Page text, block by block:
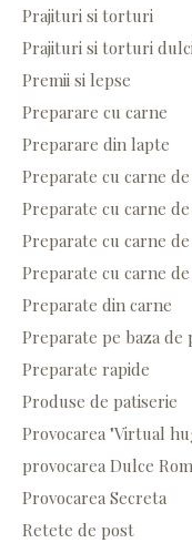
Prajituri si torturi
Prajituri si torturi
Premii si lepse
Preparare cu carne
Preparare din lapte
Preparate cu carne
Preparate cu carne
Preparate cu carne
Preparate cu carne
Preparate din carne
Preparate pe baza de
Preparate rapide
Produse de patiserie
Provocarea "Virtual
provocarea Dulce
Provocarea Secreta
Retete de post